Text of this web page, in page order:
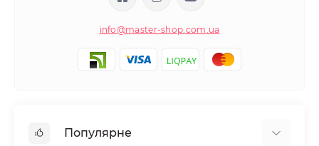
info@master-shop.com.ua
Популярне